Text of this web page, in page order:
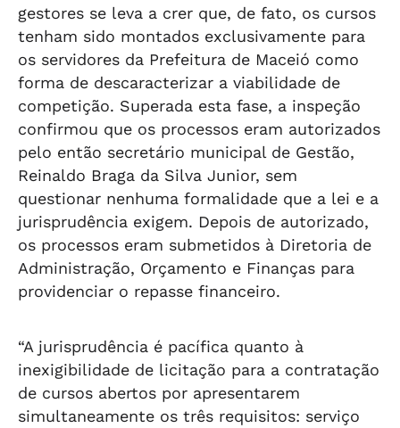
gestores se leva a crer que, de fato, os cursos
tenham sido montados exclusivamente para
os servidores da Prefeitura de Maceió como
forma de descaracterizar a viabilidade de
competição. Superada esta fase, a inspeção
confirmou que os processos eram autorizados
pelo então secretário municipal de Gestão,
Reinaldo Braga da Silva Junior, sem
questionar nenhuma formalidade que a lei e a
jurisprudência exigem. Depois de autorizado,
os processos eram submetidos à Diretoria de
Administração, Orçamento e Finanças para
providenciar o repasse financeiro.
“A jurisprudência é pacífica quanto à
inexigibilidade de licitação para a contratação
de cursos abertos por apresentarem
simultaneamente os três requisitos: serviço